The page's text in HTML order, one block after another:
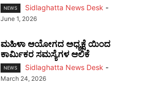
NEWS Sidlaghatta News Desk -
June 1, 2026
ಮಹಿಳಾ ಆಯೋಗದ ಅಧ್ಯಕ್ಷೆ ಯಿಂದ
ಕಾರ್ಮಿಕರ ಸಮಸ್ಯೆಗಳ ಆಲಿಕೆ
NEWS Sidlaghatta News Desk -
March 24, 2026